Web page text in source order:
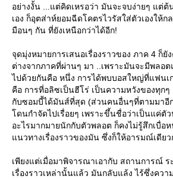
อย่างงั้น ...แต่คิดเหรอว่า มันจะจบง่ายๆ แต่ต้น
เอง ก็อุตส่าห์ยอมฉีดโคตรไวรัสใส่ตัวเองให้ก
มือนๆ กัน ที่ยังเหนือกว่าได้อีก!
จุดมุ่งหมายการเสนอเรื่องราวของ ภาค 4 ก็ยั
ต่างจากภาคที่ผ่านๆ มา ..เพราะมันจะมีพลอ
ไปด้วยกันคือ หนึ่ง การได้พบบอสใหญ่ที่แฟนเ
คือ การที่อลิซเป็นฮีโร่ เป็นความหวังของทุก
กับซอมบี้ได้มันส์ที่สุด (ส่วนคนอื่นๆที่ตามมาอีก
ดนกำจัดไปเรื่อยๆ เพราะขึ้นชื่อว่าเป็นแค่ตัว
อะไรมากมายนักกับตัวพลอต ก็คงไม่รู้สึกเบื่อ
นวทางเรื่องราวของมัน ซึ่งก็ให้อารมณ์เดียว
เพียงแต่เมื่อมาพิจารณาเอากับ สถานการณ์ ร
เรื่องราวเหล่านั้นแล้ว มันกลับแล้ง ไร้ซึ่งคว